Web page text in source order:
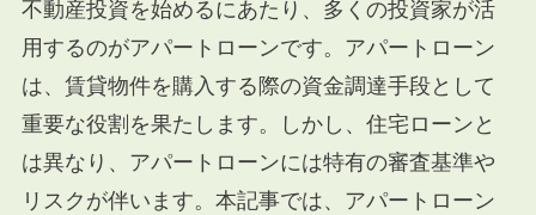
不動産投資を始めるにあたり、多くの投資家が活
用するのがアパートローンです。アパートローン
は、賃貸物件を購入する際の資金調達手段として
重要な役割を果たします。しかし、住宅ローンと
は異なり、アパートローンには特有の審査基準や
リスクが伴います。本記事では、アパートローン